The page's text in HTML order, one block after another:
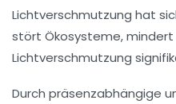
Lichtverschmutzung hat
stört Ökosysteme,
Lichtverschmutzung
Durch präsenzabhängige